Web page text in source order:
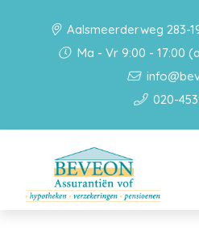
Aalsmeerderweg 283-
Ma - Vr 9:00 - 17:00
020-